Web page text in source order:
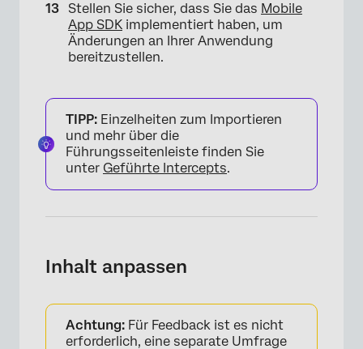
Stellen Sie sicher, dass Sie das Mobile
App SDK implementiert haben, um
Änderungen an Ihrer Anwendung
bereitzustellen.
TIPP: Einzelheiten zum Importieren
und mehr über die
Führungsseitenleiste finden Sie
unter Geführte Intercepts.
Inhalt anpassen
Achtung: Für Feedback ist es nicht
erforderlich, eine separate Umfrage